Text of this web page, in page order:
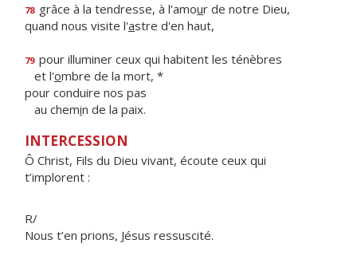
78 grâce à la tendresse, à l'amour de notre Dieu,
quand nous visite l'astre d'en haut,
79 pour illuminer ceux qui habitent les ténèbres
et l'ombre de la mort, *
pour conduire nos pas
au chemin de la paix.
INTERCESSION
Ô Christ, Fils du Dieu vivant, écoute ceux qui
t’implorent :
R/
Nous t’en prions, Jésus ressuscité.